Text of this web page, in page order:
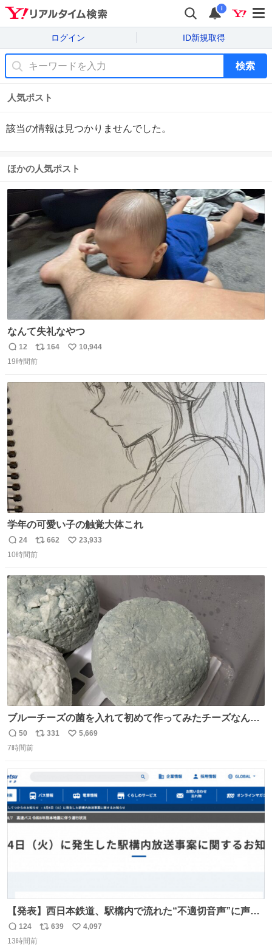
i
ログイン ID新規取得
検索
人気ポスト
該当の情報は見つかりませんでした。
ほかの人気ポスト
なんて失礼なやつ
返
信
12
リ
ポ
164
い
10,944
19時間前
学年の可愛い子の触覚大体これ
返
信
24
リ
ポ
ト
数
662
い
数
23,933
10時間前
ブルーチーズの菌を入れて初めて作ってみたチーズなんだ
けど 本能でちょっとヤバいと思っちゃう見た目だな
返
信
50
リ
数
331
い
5,669
7時間前
【発表】西日本鉄道、駅構内で流れた“不適切音声”に声明
「被害届も検討」 news.livedoor.com/article/detail… 4日
に西鉄福岡（天神）駅および薬院駅で発生した駅構内放送
返
信
124
リ
639
い
4,097
13時間前